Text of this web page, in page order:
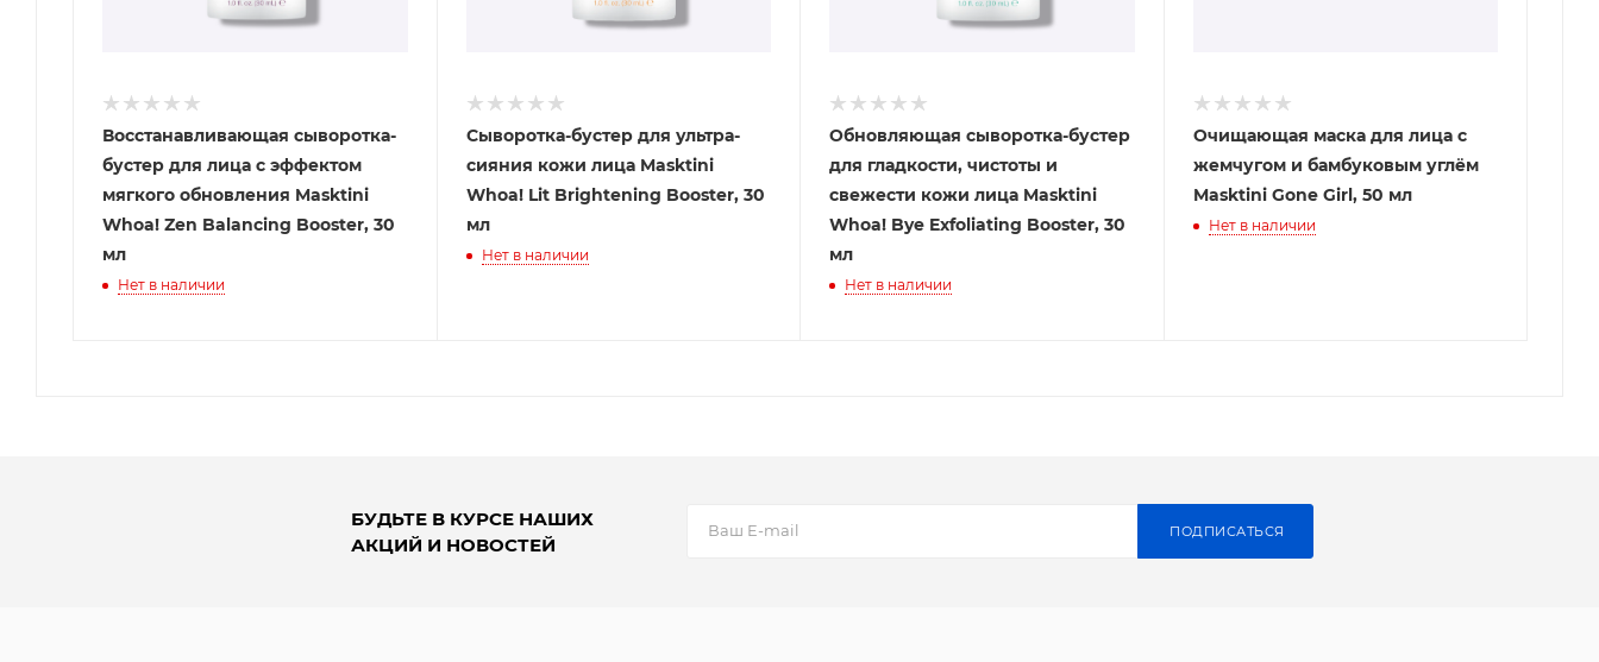
Восстанавливающая сыворотка-
бустер для лица с эффектом
мягкого обновления Masktini
Whoa! Zen Balancing Booster, 30
мл
Нет в наличии
Сыворотка-бустер для ультра-
сияния кожи лица Masktini
Whoa! Lit Brightening Booster, 30
мл
Нет в наличии
Обновляющая сыворотка-бустер
для гладкости, чистоты и
свежести кожи лица Masktini
Whoa! Bye Exfoliating Booster, 30
мл
Нет в наличии
Очищающая маска для лица с
жемчугом и бамбуковым углём
Masktini Gone Girl, 50 мл
Нет в наличии
БУДЬТЕ В КУРСЕ НАШИХ
АКЦИЙ И НОВОСТЕЙ
ПОДПИСАТЬСЯ